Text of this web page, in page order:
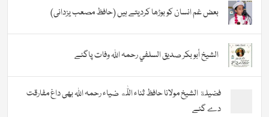
بعض غم انسان کو بوڑھا کردیتے ہیں (حافظ مصعب یزدانی)
الشيخ أبو بكر صديق السلفي رحمہ اللہ وفات پاگئے
فضیلة الشيخ مولانا حافظ ثناء اللّٰه ضیاء رحمہ اللہ بھی داغ مفارقت
دے گئے